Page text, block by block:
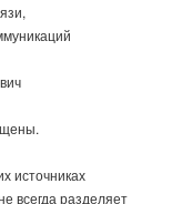
источниках
всегда разделяет